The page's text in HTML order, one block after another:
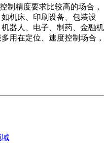
精度要求比较高的场合，
机床、印刷设备、包装设
器人、电子、制药、金融机
用在定位、速度控制场合，
域